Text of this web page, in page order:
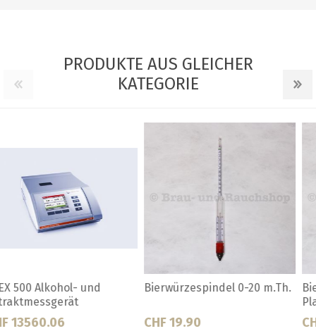
PRODUKTE AUS GLEICHER
KATEGORIE
Bierwürzespindel 0-20
Plato,Hob.
CHF 11.50
Clinitest-Set (36
CHF 43.00